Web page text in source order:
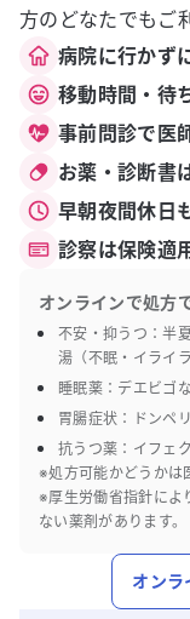
方のどなたでもご
病院に行かず
移動時間・待
事前問診で医
お薬・診断書
早朝夜間休日
診察は保険適
オンラインで処方
不安・抑うつ：半
湯（不眠・イライ
睡眠薬：デエビゴ
胃腸症状：ドンペ
抗うつ薬：イフェ
※処方可能かどうかは
※厚生労働省指針によ
ない薬剤があります。
オンラ